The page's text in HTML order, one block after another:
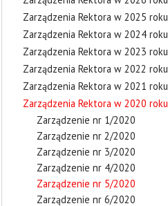
Zarządzenia Rektora w 2025 roku
Zarządzenia Rektora w 2024 roku
Zarządzenia Rektora w 2023 roku
Zarządzenia Rektora w 2022 roku
Zarządzenia Rektora w 2021 roku
Zarządzenia Rektora w 2020 roku
Zarządzenie nr 1/2020
Zarządzenie nr 2/2020
Zarządzenie nr 3/2020
Zarządzenie nr 4/2020
Zarządzenie nr 5/2020
Zarządzenie nr 6/2020